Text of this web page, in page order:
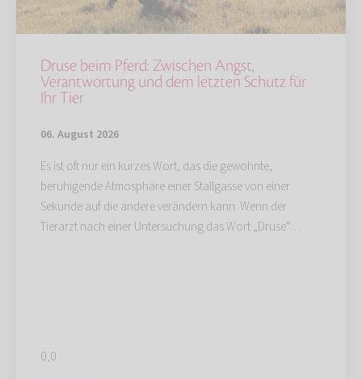
Druse beim Pferd: Zwischen Angst,
Verantwortung und dem letzten Schutz für
Ihr Tier
06. August 2026
Es ist oft nur ein kurzes Wort, das die gewohnte,
beruhigende Atmosphäre einer Stallgasse von einer
Sekunde auf die andere verändern kann. Wenn der
Tierarzt nach einer Untersuchung das Wort „Druse“…
0,0